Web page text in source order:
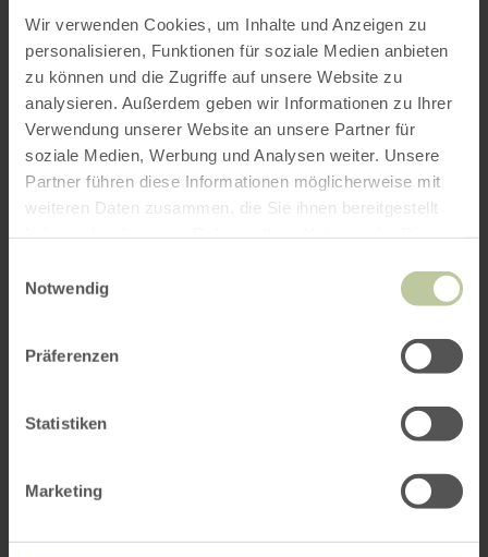
Wir verwenden Cookies, um Inhalte und Anzeigen zu
personalisieren, Funktionen für soziale Medien anbieten
zu können und die Zugriffe auf unsere Website zu
analysieren. Außerdem geben wir Informationen zu Ihrer
Verwendung unserer Website an unsere Partner für
soziale Medien, Werbung und Analysen weiter. Unsere
Partner führen diese Informationen möglicherweise mit
weiteren Daten zusammen, die Sie ihnen bereitgestellt
Notwendig
Präferenzen
Statistiken
Marketing